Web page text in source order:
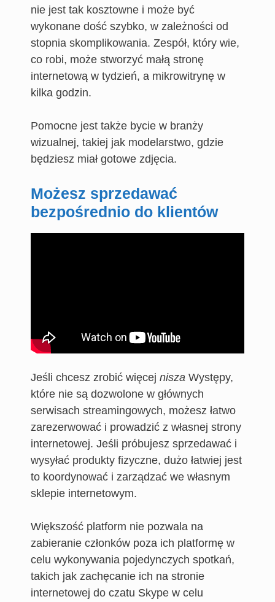
nie jest tak kosztowne i może być
wykonane dość szybko, w zależności od
stopnia skomplikowania. Zespół, który wie,
co robi, może stworzyć małą stronę
internetową w tydzień, a mikrowitrynę w
kilka godzin.
Pomocne jest także bycie w branży
wizualnej, takiej jak modelarstwo, gdzie
będziesz miał gotowe zdjęcia.
Możesz sprzedawać
bezpośrednio do klientów
Jeśli chcesz zrobić więcej nisza Występy,
które nie są dozwolone w głównych
serwisach streamingowych, możesz łatwo
zarezerwować i prowadzić z własnej strony
internetowej. Jeśli próbujesz sprzedawać i
wysyłać produkty fizyczne, dużo łatwiej jest
to koordynować i zarządzać we własnym
sklepie internetowym.
Większość platform nie pozwala na
zabieranie członków poza ich platformę w
celu wykonywania pojedynczych spotkań,
takich jak zachęcanie ich na stronie
internetowej do czatu Skype w celu